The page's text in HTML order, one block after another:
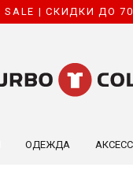
SALE | СКИДКИ ДО
ОДЕЖДА